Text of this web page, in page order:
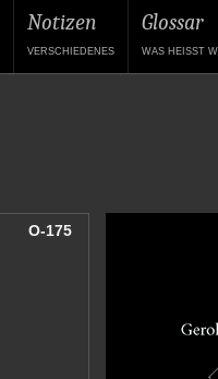
Notizen
VERSCHIEDENES
Glossar
WAS HEISST
O-175